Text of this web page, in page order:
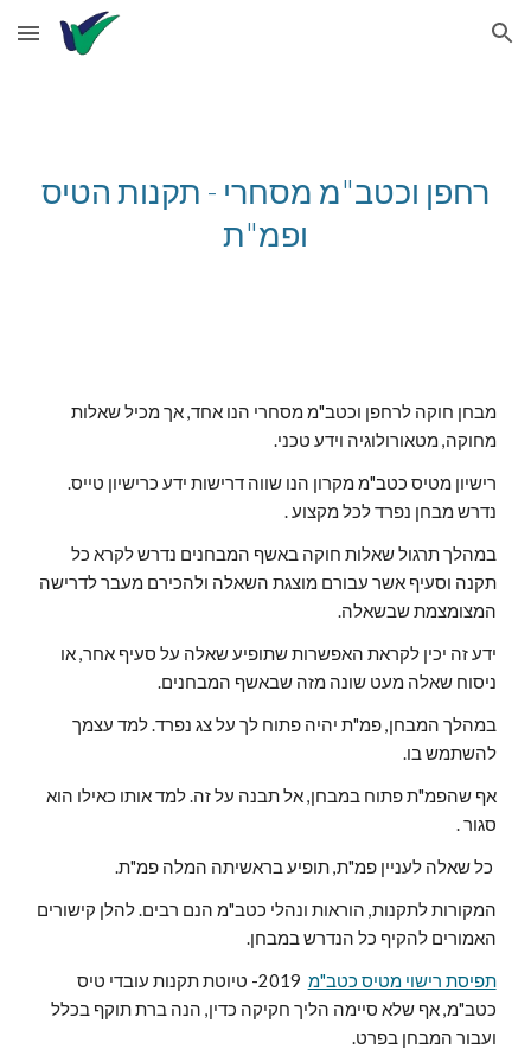
Skip to main content Skip to navigation
רחפן וכטב"מ מסחרי - תקנות הטיס
ופמ"ת
מבחן חוקה לרחפן וכטב"מ מסחרי הנו אחד, אך מכיל שאלות
מחוקה, מטאורולוגיה וידע טכני.
רישיון מטיס כטב"מ מקרון הנו שווה דרישות ידע כרישיון טייס.
נדרש מבחן נפרד לכל מקצוע .
במהלך תרגול שאלות חוקה באשף המבחנים נדרש לקרא כל
תקנה וסעיף אשר עבורם מוצגת השאלה ולהכירם מעבר לדרישה
המצומצמת שבשאלה.
ידע זה יכין לקראת האפשרות שתופיע שאלה על סעיף אחר, או
ניסוח שאלה מעט שונה מזה שבאשף המבחנים.
במהלך המבחן, פמ"ת יהיה פתוח לך על צג נפרד. למד עצמך
להשתמש בו.
אף שהפמ"ת פתוח במבחן, אל תבנה על זה. למד אותו כאילו הוא
סגור .
כל שאלה לעניין פמ"ת, תופיע בראשיתה המלה פמ"ת.
המקורות לתקנות, הוראות ונהלי כטב"מ הנם רבים. להלן קישורים
האמורים להקיף כל הנדרש במבחן.
תפיסת רישוי מטיס כטב"מ
2019- טיוטת תקנות עובדי טיס
כטב"מ, אף שלא סיימה הליך חקיקה כדין, הנה ברת תוקף בכלל
ועבור המבחן בפרט.